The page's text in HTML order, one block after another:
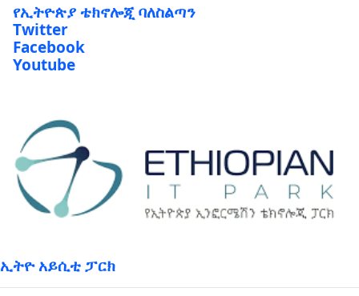
የኢትዮጵያ ቴክኖሎጂ ባለስልጣን
Twitter
Facebook
Youtube
ኢትዮ አይሲቲ ፓርክ